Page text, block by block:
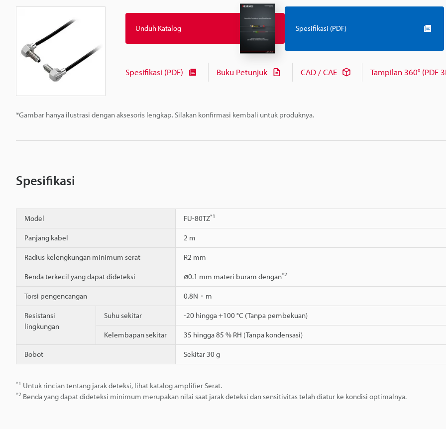
*Gambar hanya ilustrasi dengan aksesoris lengkap. Silakan konfirmasi kembali untuk produknya.
Unduh Katalog Spesifikasi (PDF)
Spesifikasi (PDF) Buku Petunjuk CAD / CAE Tampilan 360° (PDF
Spesifikasi
Model FU-80TZ*1
Panjang kabel 2 m
Radius kelengkungan minimum serat R2 mm
Benda terkecil yang dapat dideteksi ø0.1 mm materi buram dengan*2
Torsi pengencangan 0.8N・m
Resistansi
lingkungan
Suhu sekitar -20 hingga +100 °C (Tanpa pembekuan)
Kelembapan sekitar 35 hingga 85 % RH (Tanpa kondensasi)
Bobot Sekitar 30 g
*1 Untuk rincian tentang jarak deteksi, lihat katalog amplifier Serat.
*2 Benda yang dapat dideteksi minimum merupakan nilai saat jarak deteksi dan sensitivitas telah diatur ke kondisi optimalnya.